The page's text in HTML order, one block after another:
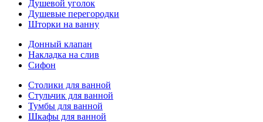
Душевой уголок
Душевые перегородки
Шторки на ванну
Донный клапан
Накладка на слив
Сифон
Столики для ванной
Стульчик для ванной
Тумбы для ванной
Шкафы для ванной